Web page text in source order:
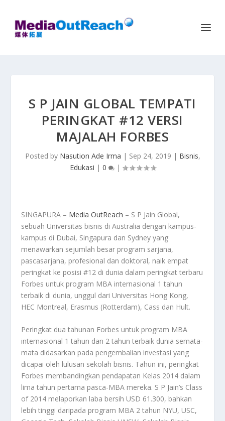
S P JAIN GLOBAL TEMPATI
PERINGKAT #12 VERSI
MAJALAH FORBES
Posted by Nasution Ade Irma | Sep 24, 2019 | Bisnis,
Edukasi | 0 |
SINGAPURA – Media OutReach – S P Jain Global,
sebuah Universitas bisnis di Australia dengan kampus-
kampus di Dubai, Singapura dan Sydney yang
menawarkan sejumlah besar program sarjana,
pascasarjana, profesional dan doktoral, naik empat
peringkat ke posisi #12 di dunia dalam peringkat terbaru
Forbes untuk program MBA internasional 1 tahun
terbaik di dunia, unggul dari Universitas Hong Kong,
HEC Montreal, Erasmus (Rotterdam), Cass dan Hult.
Peringkat dua tahunan Forbes untuk program MBA
internasional 1 tahun dan 2 tahun terbaik dunia semata-
mata didasarkan pada pengembalian investasi yang
dicapai oleh lulusan sekolah bisnis. Tahun ini, peringkat
Forbes membandingkan pendapatan Kelas 2014 dalam
lima tahun pertama pasca-MBA mereka. S P Jain’s Class
of 2014 melaporkan laba bersih USD 61.300, bahkan
lebih tinggi daripada program MBA 2 tahun NYU, USC,